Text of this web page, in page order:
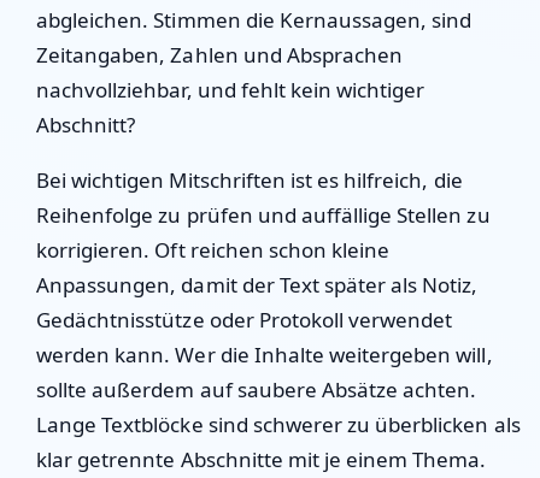
abgleichen. Stimmen die Kernaussagen, sind
Zeitangaben, Zahlen und Absprachen
nachvollziehbar, und fehlt kein wichtiger
Abschnitt?
Bei wichtigen Mitschriften ist es hilfreich, die
Reihenfolge zu prüfen und auffällige Stellen zu
korrigieren. Oft reichen schon kleine
Anpassungen, damit der Text später als Notiz,
Gedächtnisstütze oder Protokoll verwendet
werden kann. Wer die Inhalte weitergeben will,
sollte außerdem auf saubere Absätze achten.
Lange Textblöcke sind schwerer zu überblicken als
klar getrennte Abschnitte mit je einem Thema.